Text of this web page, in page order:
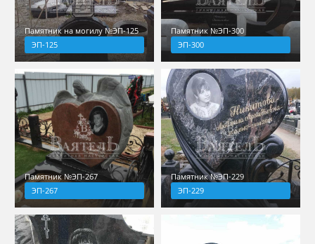
Памятник на могилу №ЭП-125
ЭП-125
Памятник №ЭП-300
ЭП-300
Памятник №ЭП-267
ЭП-267
Памятник №ЭП-229
ЭП-229